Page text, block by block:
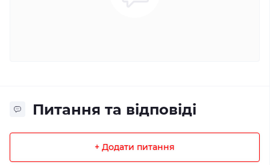
Питання та відповіді
+ Додати питання